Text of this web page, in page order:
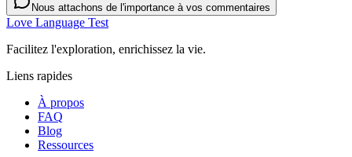
Nous attachons de l'importance à vos commentaires
Love Language Test
Facilitez l'exploration, enrichissez la vie.
Liens rapides
À propos
FAQ
Blog
Ressources